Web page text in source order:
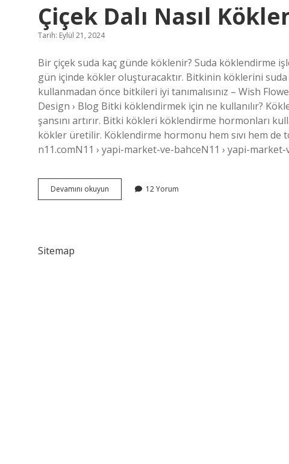
Çiçek Dalı Nasıl
Tarih: Eylül 21, 2024
Bir çiçek suda kaç günde köklenir? Suda köklendirme
gün içinde kökler oluşturacaktır. Bitkinin köklerini
kullanmadan önce bitkileri iyi tanımalısınız – Wish
Design › Blog Bitki köklendirmek için ne kullanılır?
şansını artırır. Bitki kökleri köklendirme hormonları
kökler üretilir. Köklendirme hormonu hem sıvı hem de
n11.comN11 › yapi-market-ve-bahceN11 › yapi-
Devamını okuyun
Dalı
12 Yorum
Sitemap